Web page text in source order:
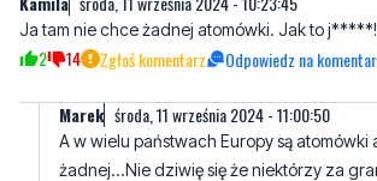
Marek środa, 11 września 2024 - 11:00:50
A w wielu państwach Europy są atomówki
są największymi malkontentami świata i
10 1 Zgłoś komentarz Odpowiedz na